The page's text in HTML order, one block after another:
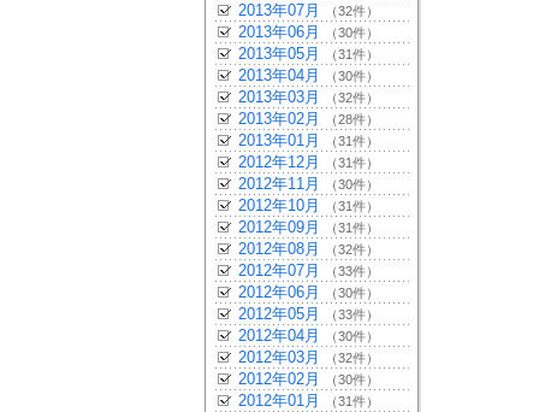
2013年07月 （32件）
2013年06月 （30件）
2013年05月 （31件）
2013年04月 （30件）
2013年03月 （32件）
2013年02月 （28件）
2013年01月 （31件）
2012年12月 （31件）
2012年11月 （30件）
2012年10月 （31件）
2012年09月 （31件）
2012年08月 （32件）
2012年07月 （33件）
2012年06月 （30件）
2012年05月 （33件）
2012年04月 （30件）
2012年03月 （32件）
2012年02月 （30件）
2012年01月 （31件）